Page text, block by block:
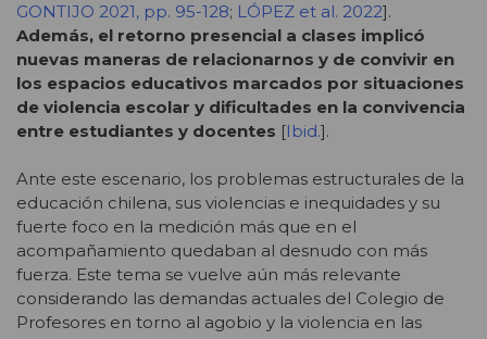
GONTIJO 2021, pp. 95-128; LÓPEZ et al. 2022].
Además, el retorno presencial a clases implicó
nuevas maneras de relacionarnos y de convivir en
los espacios educativos marcados por situaciones
de violencia escolar y dificultades en la convivencia
entre estudiantes y docentes [Ibid.].
Ante este escenario, los problemas estructurales de la
educación chilena, sus violencias e inequidades y su
fuerte foco en la medición más que en el
acompañamiento quedaban al desnudo con más
fuerza. Este tema se vuelve aún más relevante
considerando las demandas actuales del Colegio de
Profesores en torno al agobio y la violencia en las